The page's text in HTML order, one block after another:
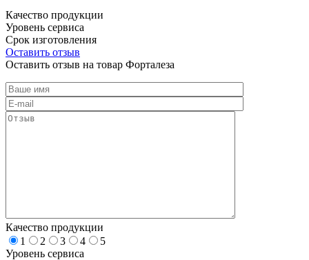
Качество продукции
Уровень сервиса
Срок изготовления
Оставить отзыв
Оставить отзыв на товар Форталеза
Качество продукции
1
2 3 4
5
Уровень сервиса